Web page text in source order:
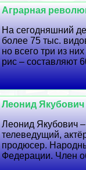
Аграрная
На сегодняшний
более 75 тыс.
но всего три из
рис – составляют
Леонид
Леонид Якубович –
телеведущий,
продюсер.
Федерации. Члeн